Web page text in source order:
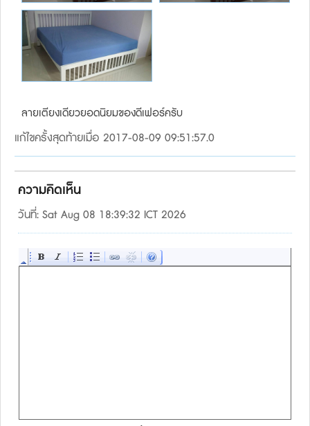
ลายเตียงเดียวยอดนิยมของดีเฟอร์ครับ
แก้ไขครั้งสุดท้ายเมื่อ 2017-08-09 09:51:57.0
ความคิดเห็น
วันที่: Sat Aug 08 18:39:32 ICT 2026